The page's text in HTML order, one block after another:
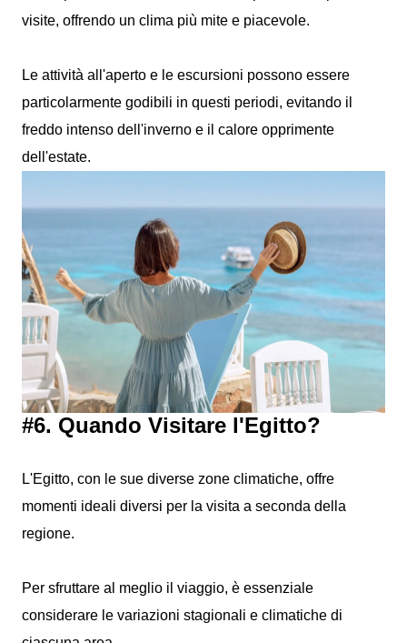
visite, offrendo un clima più mite e piacevole.
Le attività all'aperto e le escursioni possono essere
particolarmente godibili in questi periodi, evitando il
freddo intenso dell'inverno e il calore opprimente
dell'estate.
#6. Quando Visitare l'Egitto?
L'Egitto, con le sue diverse zone climatiche, offre
momenti ideali diversi per la visita a seconda della
regione.
Per sfruttare al meglio il viaggio, è essenziale
considerare le variazioni stagionali e climatiche di